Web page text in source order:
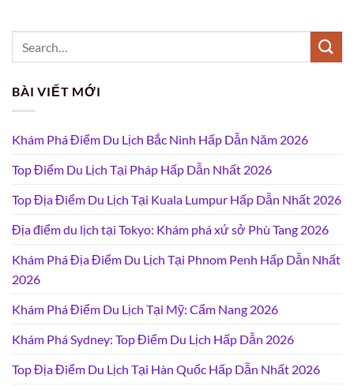
BÀI VIẾT MỚI
Khám Phá Điểm Du Lịch Bắc Ninh Hấp Dẫn Năm 2026
Top Điểm Du Lịch Tại Pháp Hấp Dẫn Nhất 2026
Top Địa Điểm Du Lịch Tại Kuala Lumpur Hấp Dẫn Nhất 2026
Địa điểm du lịch tại Tokyo: Khám phá xứ sở Phù Tang 2026
Khám Phá Địa Điểm Du Lịch Tại Phnom Penh Hấp Dẫn Nhất
2026
Khám Phá Điểm Du Lịch Tại Mỹ: Cẩm Nang 2026
Khám Phá Sydney: Top Điểm Du Lịch Hấp Dẫn 2026
Top Địa Điểm Du Lịch Tại Hàn Quốc Hấp Dẫn Nhất 2026